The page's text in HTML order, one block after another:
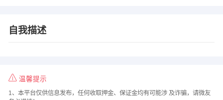
自我描述
温馨提示
1、本平台仅供信息发布，任何收取押金、保证金均有可能涉 及诈骗，请微友